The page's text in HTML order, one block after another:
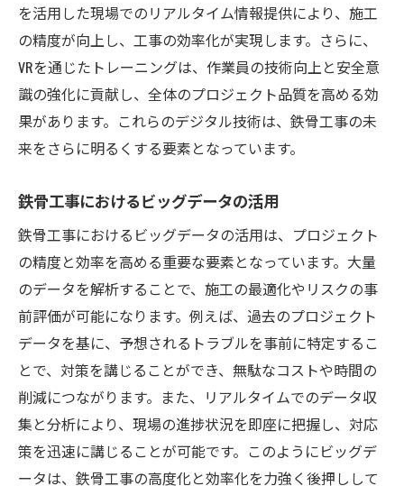
自動化技術がもたらす効率と安全性の向上
ドローン技術を活用した空撮と測量
ロボティクスによる組み立て作業の革新
AI制御による機械操作の最適化
効率的な自動化プロセスの導入事例
鉄骨工事の効率化が導く建設業界の新時代
効率的なサプライチェーンマネジメント
デジタル化が生む新たなビジネスモデル
プロジェクト管理の見える化とその効果
施工プロセスの最適化と課題解決
効率化に向けた業界全体の取り組み
技術革新がもたらす経済的インパクト
を活用した現場でのリアルタイム情報提供により、施工
の精度が向上し、工事の効率化が実現します。さらに、
VRを通じたトレーニングは、作業員の技術向上と安全意
識の強化に貢献し、全体のプロジェクト品質を高める効
果があります。これらのデジタル技術は、鉄骨工事の未
来をさらに明るくする要素となっています。
鉄骨工事におけるビッグデータの活用
鉄骨工事におけるビッグデータの活用は、プロジェクト
の精度と効率を高める重要な要素となっています。大量
のデータを解析することで、施工の最適化やリスクの事
前評価が可能になります。例えば、過去のプロジェクト
データを基に、予想されるトラブルを事前に特定するこ
とで、対策を講じることができ、無駄なコストや時間の
削減につながります。また、リアルタイムでのデータ収
集と分析により、現場の進捗状況を即座に把握し、対応
策を迅速に講じることが可能です。このようにビッグデ
ータは、鉄骨工事の高度化と効率化を力強く後押しして